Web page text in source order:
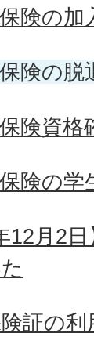
険の加
険の脱
険資
険の
12月2
証の